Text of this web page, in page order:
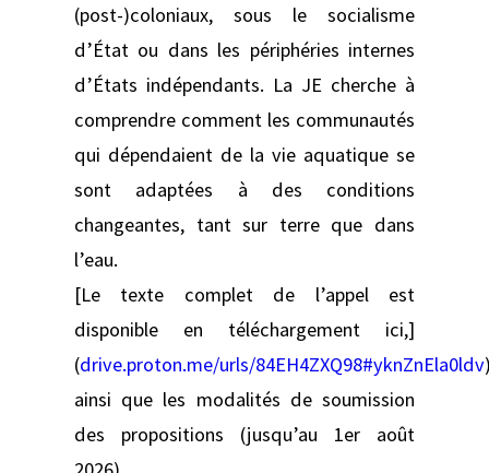
(post-)coloniaux, sous le socialisme
d’État ou dans les périphéries internes
d’États indépendants. La JE cherche à
comprendre comment les communautés
qui dépendaient de la vie aquatique se
sont adaptées à des conditions
changeantes, tant sur terre que dans
l’eau.
[Le texte complet de l’appel est
disponible en téléchargement ici,]
(drive.proton.me/urls/84EH4ZXQ98#yknZnEla0ldv
ainsi que les modalités de soumission
des propositions (jusqu’au 1er août